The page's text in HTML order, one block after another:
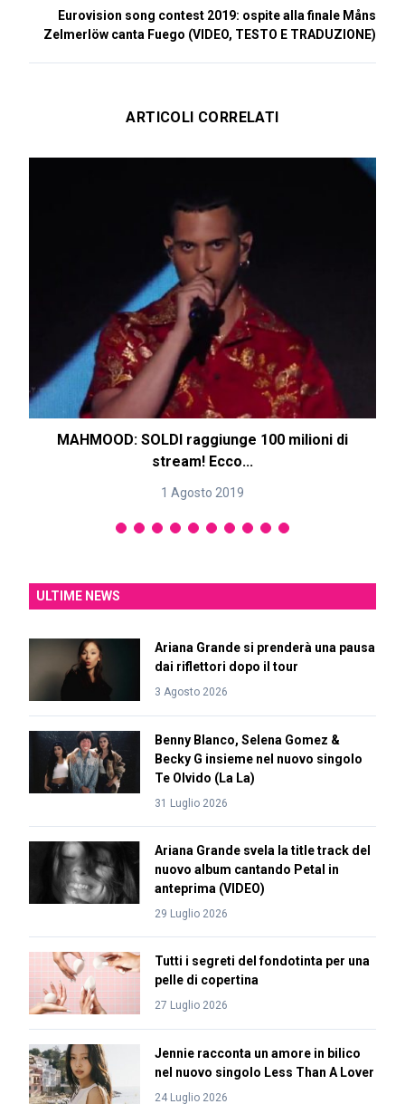
Eurovision song contest 2019: ospite alla finale Måns
Zelmerlöw canta Fuego (VIDEO, TESTO E TRADUZIONE)
ARTICOLI CORRELATI
MAHMOOD: SOLDI raggiunge 100 milioni di
stream! Ecco...
1 Agosto 2019
ULTIME NEWS
Ariana Grande si prenderà una pausa
dai riflettori dopo il tour
3 Agosto 2026
Benny Blanco, Selena Gomez &
Becky G insieme nel nuovo singolo
Te Olvido (La La)
31 Luglio 2026
Ariana Grande svela la title track del
nuovo album cantando Petal in
anteprima (VIDEO)
29 Luglio 2026
Tutti i segreti del fondotinta per una
pelle di copertina
27 Luglio 2026
Jennie racconta un amore in bilico
nel nuovo singolo Less Than A Lover
24 Luglio 2026